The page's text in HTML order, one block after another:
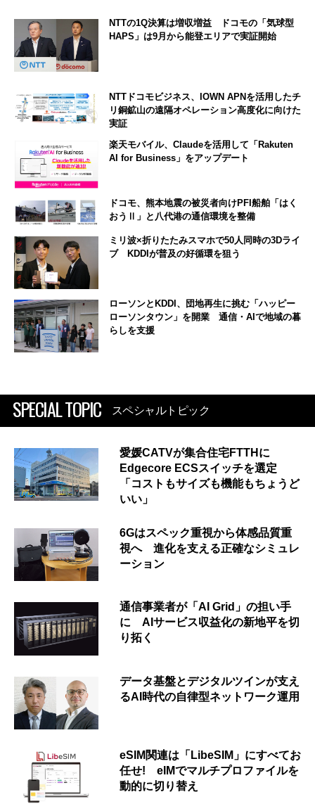
NTTの1Q決算は増収増益 ドコモの「気球型
HAPS」は9月から能登エリアで実証開始
NTTドコモビジネス、IOWN APNを活用したチ
リ銅鉱山の遠隔オペレーション高度化に向けた
実証
楽天モバイル、Claudeを活用して「Rakuten
AI for Business」をアップデート
ドコモ、熊本地震の被災者向けPFI船舶「はく
おうⅡ」と八代港の通信環境を整備
ミリ波×折りたたみスマホで50人同時の3Dライ
ブ KDDIが普及の好循環を狙う
ローソンとKDDI、団地再生に挑む「ハッピー
ローソンタウン」を開業 通信・AIで地域の暮
らしを支援
SPECIAL TOPIC スペシャルトピック
愛媛CATVが集合住宅FTTHに
Edgecore ECSスイッチを選定
「コストもサイズも機能もちょうど
いい」
6Gはスペック重視から体感品質重
視へ 進化を支える正確なシミュレ
ーション
通信事業者が「AI Grid」の担い手
に AIサービス収益化の新地平を切
り拓く
データ基盤とデジタルツインが支え
るAI時代の自律型ネットワーク運用
eSIM関連は「LibeSIM」にすべてお
任せ! eIMでマルチプロファイルを
動的に切り替え